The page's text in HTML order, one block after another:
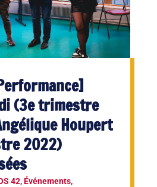
(3e trimestre
Houpert
2022)
42,Événements,